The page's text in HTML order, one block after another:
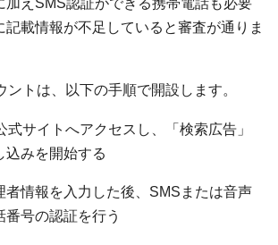
記載情報が不足していると審査が通りま
ントは、以下の手順で開設します。
サイトへアクセスし、「検索広告」
込みを開始する
情報を入力した後、SMSまたは音声
番号の認証を行う